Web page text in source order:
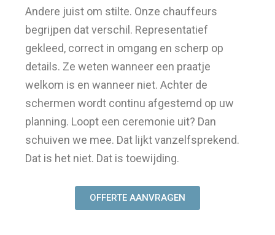
Andere juist om stilte. Onze chauffeurs
begrijpen dat verschil. Representatief
gekleed, correct in omgang en scherp op
details. Ze weten wanneer een praatje
welkom is en wanneer niet. Achter de
schermen wordt continu afgestemd op uw
planning. Loopt een ceremonie uit? Dan
schuiven we mee. Dat lijkt vanzelfsprekend.
Dat is het niet. Dat is toewijding.
OFFERTE AANVRAGEN